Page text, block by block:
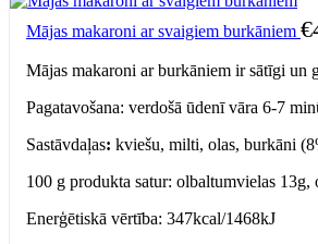
Mājas makaroni ar svaigiem burkāniem €
Mājas makaroni ar burkāniem ir sātīgi un
Pagatavošana: verdošā ūdenī vāra 6-7
Sastāvdaļas: kviešu, milti, olas, burkāni
100 g produkta satur: olbaltumvielas
Enerģētiskā vērtība: 347kcal/1468kJ